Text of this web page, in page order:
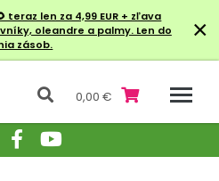
teraz len za 4,99 EUR + zľava
oleandre a palmy. Len do
zásob.
×
0,00 €